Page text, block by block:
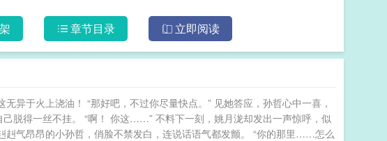
章节目录 立即阅读
于火上浇油！ “那好吧，不过你尽量快点。” 见她答应，孙哲心中一喜，
脱得一丝不挂。 “啊！ 你这……” 不料下一刻，姚月泷却发出一声惊呼，似
赳气昂昂的小孙哲，俏脸不禁发白，连说话语气都发颤。 “你的那里……怎么